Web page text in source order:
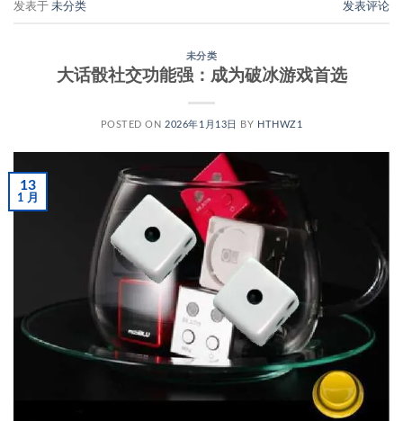
发表于 未分类 发表评论
未分类
大话骰社交功能强：成为破冰游戏首选
POSTED ON2026年1月13日 BY HTHWZ1
13
1 月